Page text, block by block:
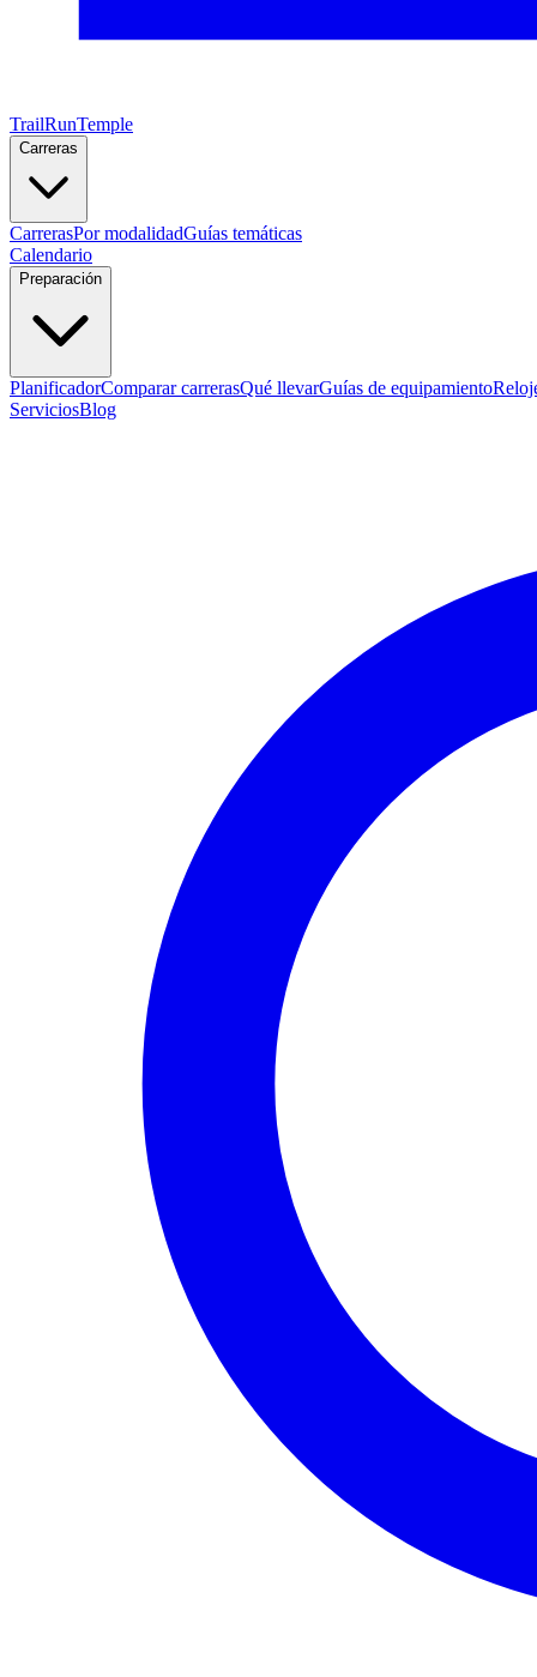
TrailRunTemple
Carreras
CarrerasPor modalidadGuías temáticas
Calendario
Preparación
PlanificadorComparar carrerasQué llevarGuías de equipamiento
ServiciosBlog